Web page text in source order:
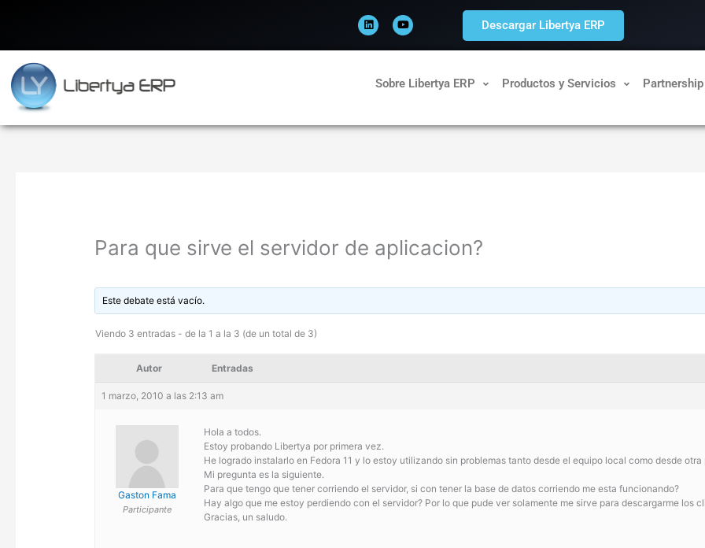
i
n
k
e
o
u
t
u
Descargar Libertya ERP
Sobre Libertya ERP Productos y Servicios Partnership
Para que sirve el servidor de aplicacion?
Este debate está vacío.
Viendo 3 entradas - de la 1 a la 3 (de un total de 3)
Autor Entradas
1 marzo, 2010 a las 2:13 am
Gaston Fama
Participante
Hola a todos.
Estoy probando Libertya por primera vez.
He logrado instalarlo en Fedora 11 y lo estoy utilizando sin problemas tanto desde el equipo local como desde
Mi pregunta es la siguiente.
Para que tengo que tener corriendo el servidor, si con tener la base de datos corriendo me esta funcionando?
Hay algo que me estoy perdiendo con el servidor? Por lo que pude ver solamente me sirve para descargarme los
Gracias, un saludo.